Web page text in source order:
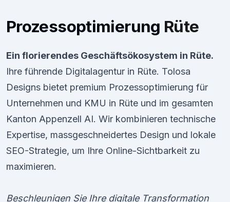
Prozessoptimierung Rüte
Ein florierendes Geschäftsökosystem in Rüte.
Ihre führende Digitalagentur in Rüte. Tolosa
Designs bietet premium Prozessoptimierung für
Unternehmen und KMU in Rüte und im gesamten
Kanton Appenzell AI. Wir kombinieren technische
Expertise, massgeschneidertes Design und lokale
SEO-Strategie, um Ihre Online-Sichtbarkeit zu
maximieren.
Beschleunigen Sie Ihre digitale Transformation